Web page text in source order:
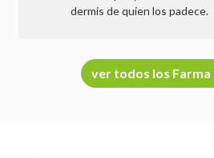
dermis de quien los padece.
ver todos los Farma